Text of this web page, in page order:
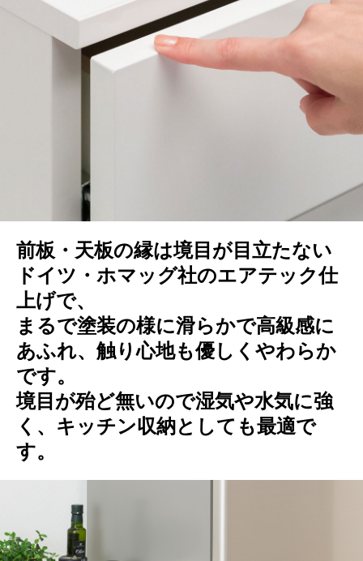
前板・天板の縁は境目が目立たない
ドイツ・ホマッグ社のエアテック仕
上げで、
まるで塗装の様に滑らかで高級感に
あふれ、触り心地も優しくやわらか
です。
境目が殆ど無いので湿気や水気に強
く、キッチン収納としても最適で
す。